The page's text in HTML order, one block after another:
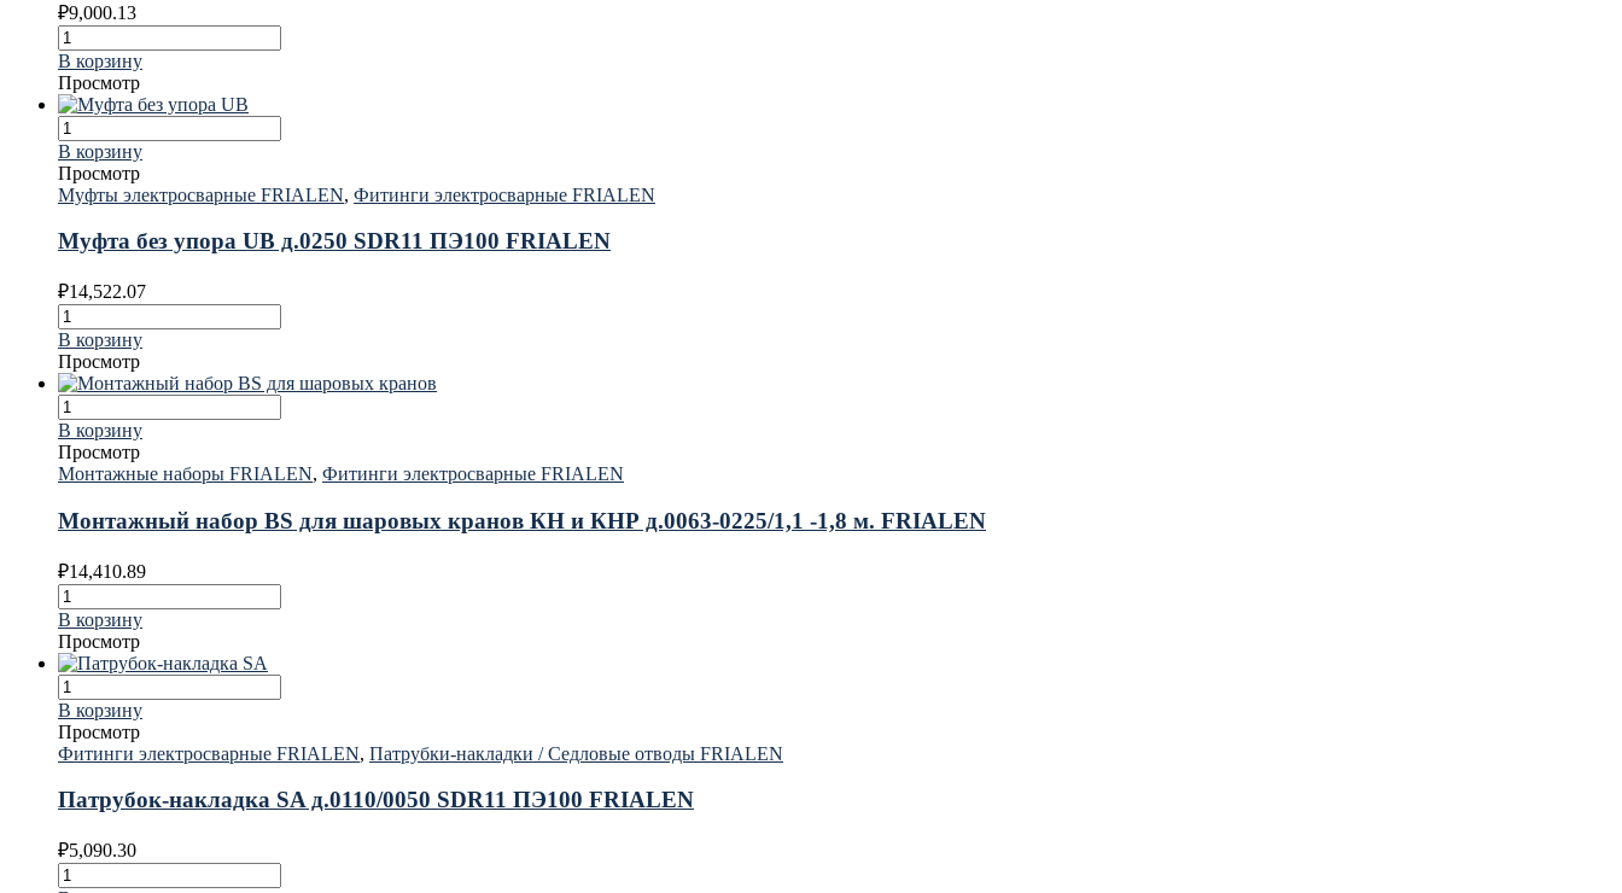
₽9,000.13
В корзину
Просмотр
В корзину
Просмотр
Муфты электросварные FRIALEN, Фитинги электросварные FRIALEN
Муфта без упора UB д.0250 SDR11 ПЭ100 FRIALEN
₽14,522.07
В корзину
Просмотр
В корзину
Просмотр
Монтажные наборы FRIALEN, Фитинги электросварные FRIALEN
Монтажный набор BS для шаровых кранов КН и КНР д.0063-0225/1,1 -1,8 м. FRIALEN
₽14,410.89
В корзину
Просмотр
В корзину
Просмотр
Фитинги электросварные FRIALEN, Патрубки-накладки / Седловые отводы FRIALEN
Патрубок-накладка SA д.0110/0050 SDR11 ПЭ100 FRIALEN
₽5,090.30